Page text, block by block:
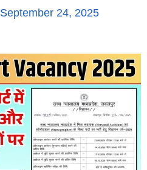
September 24, 2025